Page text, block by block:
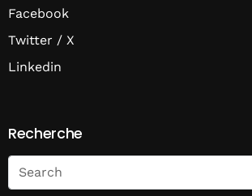
Facebook
Twitter / X
Linkedin
Recherche
Search
on
Economie